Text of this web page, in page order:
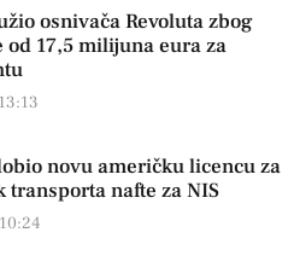
osnivača Revoluta zbog
17,5 milijuna eura za
novu američku licencu za
transporta nafte za NIS